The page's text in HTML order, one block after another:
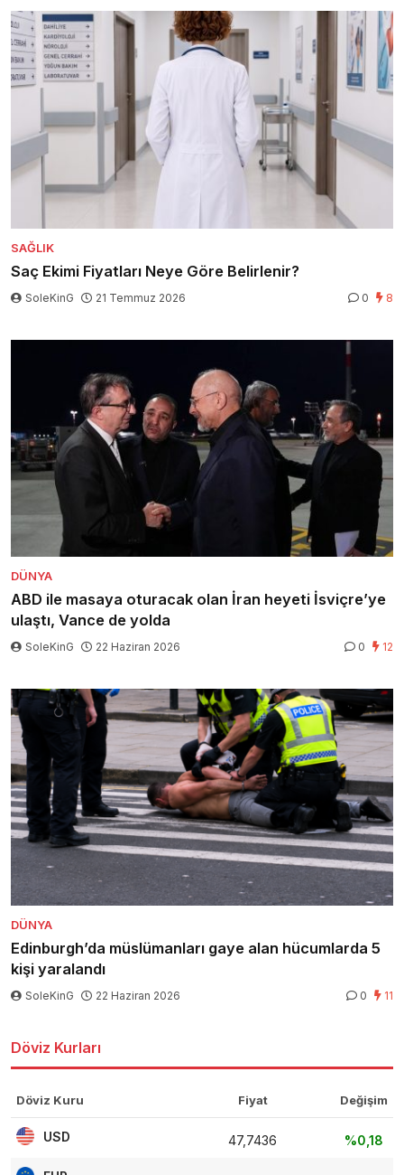
SAĞLIK
Saç Ekimi Fiyatları Neye Göre Belirlenir?
SoleKinG 21 Temmuz 2026 0 8
DÜNYA
ABD ile masaya oturacak olan İran heyeti İsviçre’ye
ulaştı, Vance de yolda
SoleKinG 22 Haziran 2026 0 12
DÜNYA
Edinburgh’da müslümanları gaye alan hücumlarda 5
kişi yaralandı
SoleKinG 22 Haziran 2026 0 11
Döviz Kurları
Döviz Kuru Fiyat Değişim
USD 47,7436 %0,18